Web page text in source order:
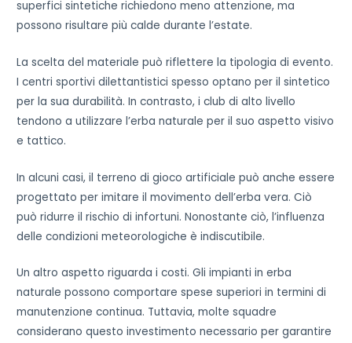
superfici sintetiche richiedono meno attenzione, ma
possono risultare più calde durante l’estate.
La scelta del materiale può riflettere la tipologia di evento.
I centri sportivi dilettantistici spesso optano per il sintetico
per la sua durabilità. In contrasto, i club di alto livello
tendono a utilizzare l’erba naturale per il suo aspetto visivo
e tattico.
In alcuni casi, il terreno di gioco artificiale può anche essere
progettato per imitare il movimento dell’erba vera. Ciò
può ridurre il rischio di infortuni. Nonostante ciò, l’influenza
delle condizioni meteorologiche è indiscutibile.
Un altro aspetto riguarda i costi. Gli impianti in erba
naturale possono comportare spese superiori in termini di
manutenzione continua. Tuttavia, molte squadre
considerano questo investimento necessario per garantire